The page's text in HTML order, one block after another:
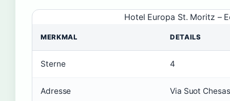
Hotel Europa St. Moritz –
MERKMAL DETAILS
Sterne 4
Adresse Via Suot